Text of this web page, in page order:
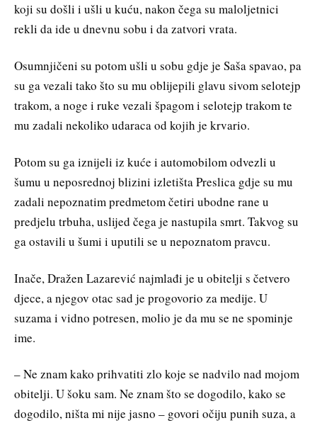
koji su došli i ušli u kuću, nakon čega su maloljetnici
rekli da ide u dnevnu sobu i da zatvori vrata.
Osumnjičeni su potom ušli u sobu gdje je Saša spavao, pa
su ga vezali tako što su mu oblijepili glavu sivom selotejp
trakom, a noge i ruke vezali špagom i selotejp trakom te
mu zadali nekoliko udaraca od kojih je krvario.
Potom su ga iznijeli iz kuće i automobilom odvezli u
šumu u neposrednoj blizini izletišta Preslica gdje su mu
zadali nepoznatim predmetom četiri ubodne rane u
predjelu trbuha, uslijed čega je nastupila smrt. Takvog su
ga ostavili u šumi i uputili se u nepoznatom pravcu.
Inače, Dražen Lazarević najmlađi je u obitelji s četvero
djece, a njegov otac sad je progovorio za medije. U
suzama i vidno potresen, molio je da mu se ne spominje
ime.
– Ne znam kako prihvatiti zlo koje se nadvilo nad mojom
obitelji. U šoku sam. Ne znam što se dogodilo, kako se
dogodilo, ništa mi nije jasno – govori očiju punih suza, a